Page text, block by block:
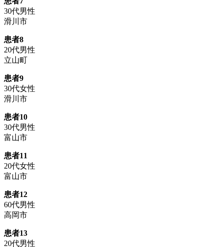
30代男性
滑川市
患者8
20代男性
立山町
患者9
30代女性
滑川市
患者10
30代男性
富山市
患者11
20代女性
富山市
患者12
60代男性
高岡市
患者13
20代男性